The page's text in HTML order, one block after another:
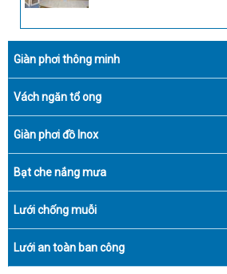
Giàn phơi thông minh
Vách ngăn tổ ong
Giàn phơi đồ Inox
Bạt che nắng mưa
Lưới chống muỗi
Lưới an toàn ban công